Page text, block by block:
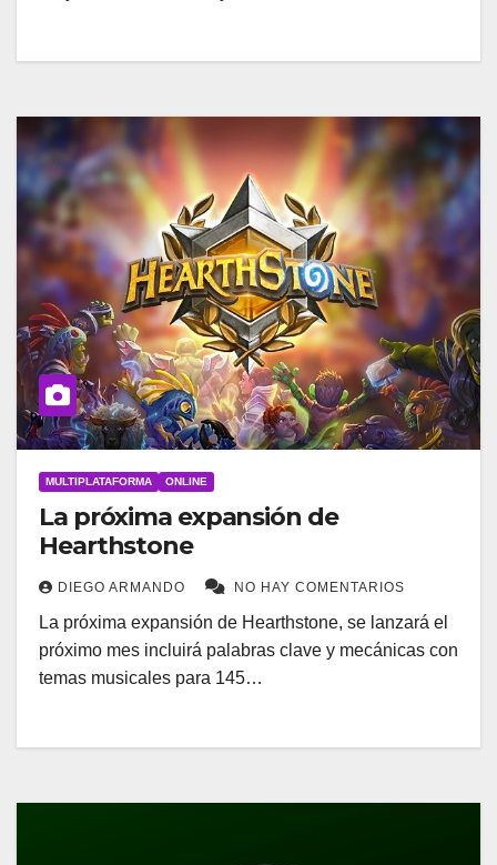
MULTIPLATAFORMA ONLINE
La próxima expansión de
Hearthstone
DIEGO ARMANDO NO HAY COMENTARIOS
La próxima expansión de Hearthstone, se lanzará el
próximo mes incluirá palabras clave y mecánicas con
temas musicales para 145…